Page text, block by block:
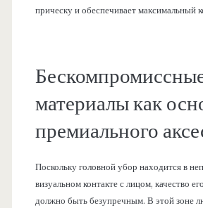
прическу и обеспечивает максимальный
материалы как
премиального
Поскольку головной убор находится в
визуальном контакте с лицом, качество
должно быть безупречным. В этой зоне